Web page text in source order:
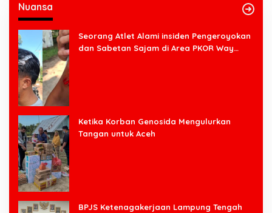
Nuansa
Seorang Atlet Alami insiden Pengeroyokan
dan Sabetan Sajam di Area PKOR Way
Ketika Korban Genosida Mengulurkan
Tangan untuk Aceh
BPJS Ketenagakerjaan Lampung Tengah